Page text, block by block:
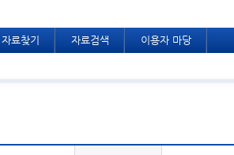
자료찾기 자료검색 이용자 마당